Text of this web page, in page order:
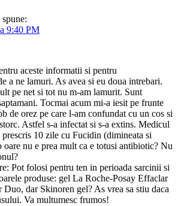
spune:
9:40 PM
aceste informatii si pentru
a ne lamuri. As avea si eu doua intrebari.
pe net si tot nu m-am lamurit. Sunt
Tocmai acum mi-a iesit pe frunte
de orez pe care l-am confundat cu un cos si
Astfel s-a infectat si s-a extins. Medicul
10 zile cu Fucidin (dimineata si
oare nu e prea mult ca e totusi antibiotic? Nu
Pot folosi pentru ten in perioada sarcinii si
produse: gel La Roche-Posay Effaclar
Duo, dar Skinoren gel? As vrea sa stiu daca
Va multumesc frumos!